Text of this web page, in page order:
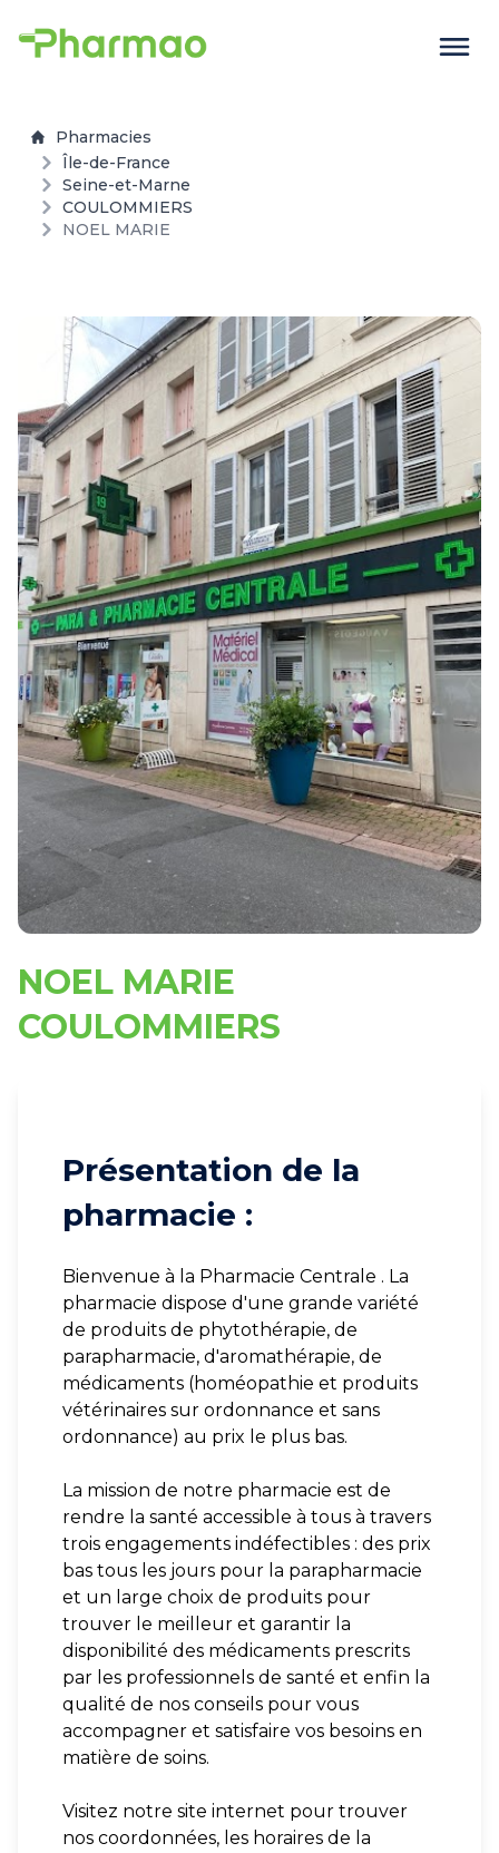
Pharmacies
Île-de-France
Seine-et-Marne
COULOMMIERS
NOEL MARIE
NOEL MARIE
COULOMMIERS
Présentation de la
pharmacie :
Bienvenue à la Pharmacie Centrale . La
pharmacie dispose d'une grande variété
de produits de phytothérapie, de
parapharmacie, d'aromathérapie, de
médicaments (homéopathie et produits
vétérinaires sur ordonnance et sans
ordonnance) au prix le plus bas.
La mission de notre pharmacie est de
rendre la santé accessible à tous à travers
trois engagements indéfectibles : des prix
bas tous les jours pour la parapharmacie
et un large choix de produits pour
trouver le meilleur et garantir la
disponibilité des médicaments prescrits
par les professionnels de santé et enfin la
qualité de nos conseils pour vous
accompagner et satisfaire vos besoins en
matière de soins.
Visitez notre site internet pour trouver
nos coordonnées, les horaires de la